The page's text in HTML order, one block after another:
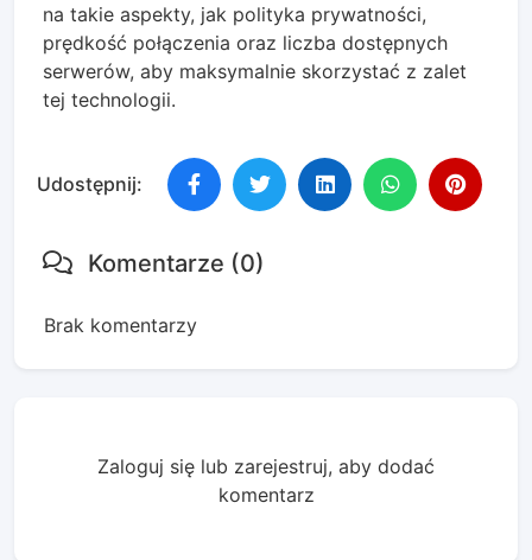
na takie aspekty, jak polityka prywatności,
prędkość połączenia oraz liczba dostępnych
serwerów, aby maksymalnie skorzystać z zalet
tej technologii.
Udostępnij:
Komentarze (0)
Brak komentarzy
Zaloguj się lub zarejestruj, aby dodać
komentarz